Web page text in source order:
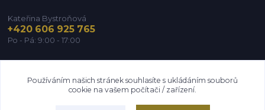
Kateřina Bystroňová
+420 606 925 765
Po - Pá: 9:00 - 17:00
Používáním našich stránek souhlasíte s ukládáním souborů
cookie na vašem počítači / zařízení.